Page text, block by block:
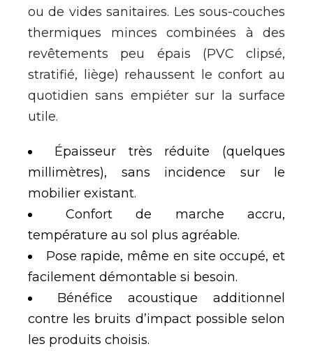
ou de vides sanitaires. Les sous-couches
thermiques minces combinées à des
revêtements peu épais (PVC clipsé,
stratifié, liège) rehaussent le confort au
quotidien sans empiéter sur la surface
utile.
Épaisseur très réduite (quelques
millimètres), sans incidence sur le
mobilier existant.
Confort de marche accru,
température au sol plus agréable.
Pose rapide, même en site occupé, et
facilement démontable si besoin.
Bénéfice acoustique additionnel
contre les bruits d’impact possible selon
les produits choisis.